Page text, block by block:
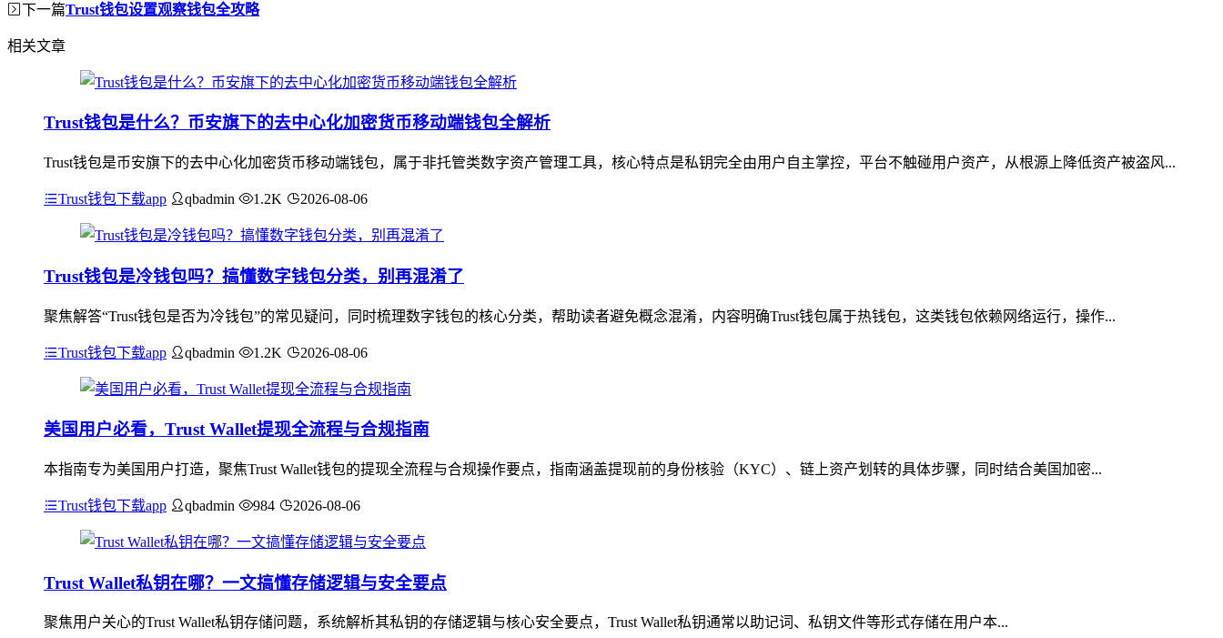
下一篇Trust钱包设置观察钱包全攻略
相关文章
Trust钱包是什么？币安旗下的去中心化加密货币移动端钱包全解析
Trust钱包是币安旗下的去中心化加密货币移动端钱包，属于非托管类数字资产管理工具，核心特点是私钥完全由用户自主掌控，平台不触碰用户资产，从根源上降低资产被盗风...
Trust钱包下载app qbadmin 1.2K 2026-08-06
Trust钱包是冷钱包吗？搞懂数字钱包分类，别再混淆了
聚焦解答“Trust钱包是否为冷钱包”的常见疑问，同时梳理数字钱包的核心分类，帮助读者避免概念混淆，内容明确Trust钱包属于热钱包，这类钱包依赖网络运行，操作...
Trust钱包下载app qbadmin 1.2K 2026-08-06
美国用户必看，Trust Wallet提现全流程与合规指南
本指南专为美国用户打造，聚焦Trust Wallet钱包的提现全流程与合规操作要点，指南涵盖提现前的身份核验（KYC）、链上资产划转的具体步骤，同时结合美国加密...
Trust钱包下载app qbadmin 984 2026-08-06
Trust Wallet私钥在哪？一文搞懂存储逻辑与安全要点
聚焦用户关心的Trust Wallet私钥存储问题，系统解析其私钥的存储逻辑与核心安全要点，Trust Wallet私钥通常以助记词、私钥文件等形式存储在用户本...